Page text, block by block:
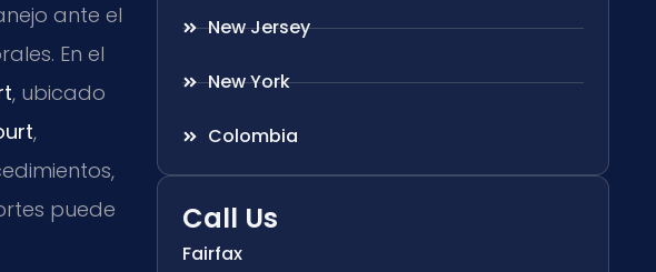
ante el
En el
, ubicado
,
puede
New Jersey
New York
Colombia
Call Us
Fairfax